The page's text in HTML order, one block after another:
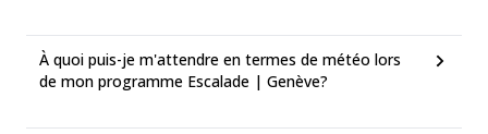
À quoi puis-je m'attendre en termes de météo lors
de mon programme Escalade | Genève?